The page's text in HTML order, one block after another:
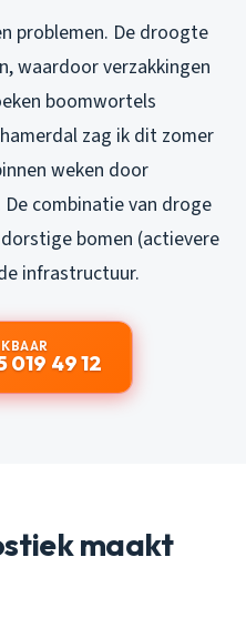
problemen. De droogte
waardoor verzakkingen
boomwortels
zag ik dit zomer
weken door
combinatie van droge
bomen (actievere
infrastructuur.
019 49 12
maakt